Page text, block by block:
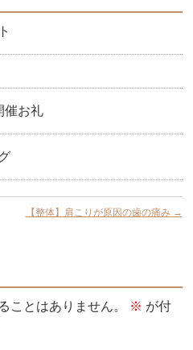
催お礼
【整体】肩こりが原因の歯の痛み →
ことはありません。 ※ が付